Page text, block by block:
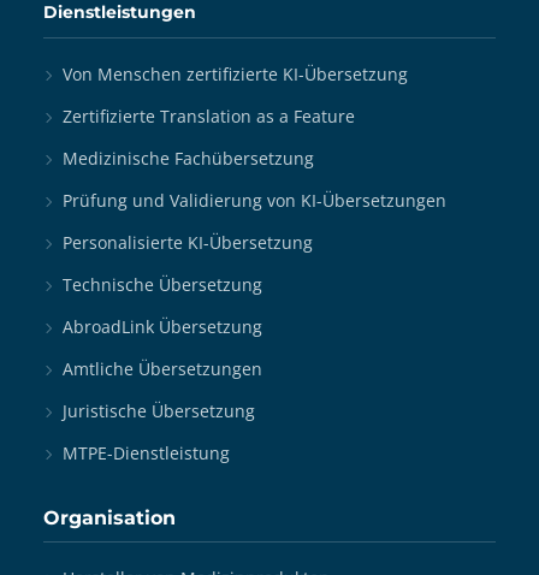
Dienstleistungen
Von Menschen zertifizierte KI-Übersetzung
Zertifizierte Translation as a Feature
Medizinische Fachübersetzung
Prüfung und Validierung von KI-Übersetzungen
Personalisierte KI-Übersetzung
Technische Übersetzung
AbroadLink Übersetzung
Amtliche Übersetzungen
Juristische Übersetzung
MTPE-Dienstleistung
Organisation